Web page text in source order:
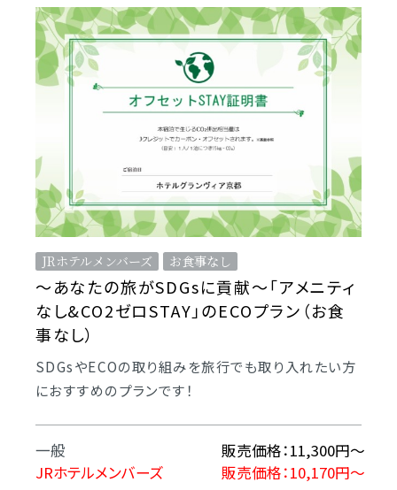
～あなたの旅がSDGsに貢献～「アメニティ
なし&CO2ゼロSTAY」のECOプラン（お食
事なし）
JRホテルメンバーズ お食事なし
SDGsやECOの取り組みを旅行でも取り入れたい方
におすすめのプランです！
一般
販売価格：11,300円〜
JRホテルメンバーズ
販売価格：10,170円〜